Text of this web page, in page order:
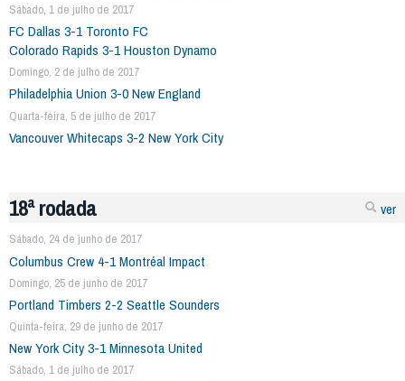
Sábado, 1 de julho de 2017
FC Dallas 3-1 Toronto FC
Colorado Rapids 3-1 Houston Dynamo
Domingo, 2 de julho de 2017
Philadelphia Union 3-0 New England
Quarta-feira, 5 de julho de 2017
Vancouver Whitecaps 3-2 New York City
ver
18ª rodada
Sábado, 24 de junho de 2017
Columbus Crew 4-1 Montréal Impact
Domingo, 25 de junho de 2017
Portland Timbers 2-2 Seattle Sounders
Quinta-feira, 29 de junho de 2017
New York City 3-1 Minnesota United
Sábado, 1 de julho de 2017